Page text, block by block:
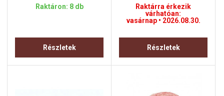
Raktáron: 8 db
Részletek
Raktárra érkezik
várhatóan:
vasárnap • 2026.08.30.
Részletek